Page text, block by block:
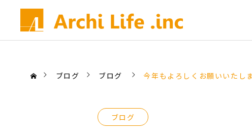
ブログ ブログ 今年もよろしくお願いいたし
ブログ